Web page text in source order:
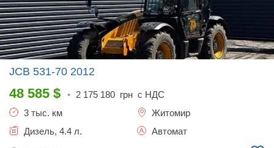
JCB 531-70 2012
48 585 $ • 2 175 180 грн с НДС
3 тыс. км
Житомир
Дизель, 4.4 л.
Автомат